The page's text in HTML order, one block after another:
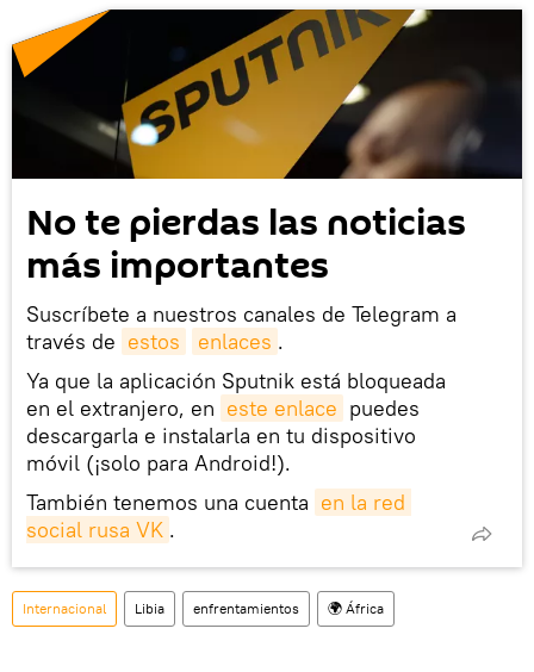
No te pierdas las noticias
más importantes
Suscríbete a nuestros canales de Telegram a
través de estos enlaces .
Ya que la aplicación Sputnik está bloqueada
en el extranjero, en este enlace puedes
descargarla e instalarla en tu dispositivo
móvil (¡solo para Android!).
También tenemos una cuenta en la red
social rusa VK .
Internacional Libia enfrentamientos 🌍 África